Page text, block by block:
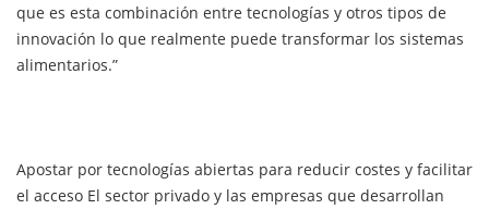
que es esta combinación entre tecnologías y otros tipos de
innovación lo que realmente puede transformar los sistemas
alimentarios.”
Apostar por tecnologías abiertas para reducir costes y facilitar
el acceso El sector privado y las empresas que desarrollan